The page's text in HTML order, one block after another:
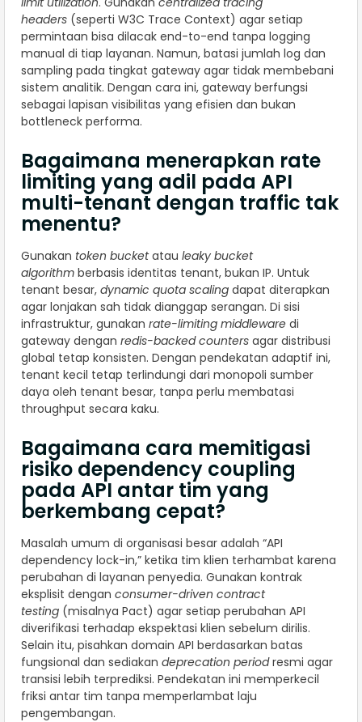
headers (seperti W3C Trace Context) agar setiap
permintaan bisa dilacak end-to-end tanpa logging
manual di tiap layanan. Namun, batasi jumlah log dan
sampling pada tingkat gateway agar tidak membebani
sistem analitik. Dengan cara ini, gateway berfungsi
sebagai lapisan visibilitas yang efisien dan bukan
bottleneck performa.
Bagaimana menerapkan rate
limiting yang adil pada API
multi-tenant dengan traffic tak
menentu?
Gunakan token bucketatau leaky bucket
algorithm berbasis identitas tenant, bukan IP. Untuk
tenant besar, dynamic quota scaling dapat diterapkan
agar lonjakan sah tidak dianggap serangan. Di sisi
infrastruktur, gunakan rate-limiting middleware di
gateway dengan redis-backed counters agar distribusi
global tetap konsisten. Dengan pendekatan adaptif ini,
tenant kecil tetap terlindungi dari monopoli sumber
daya oleh tenant besar, tanpa perlu membatasi
throughput secara kaku.
Bagaimana cara memitigasi
risiko dependency coupling
pada API antar tim yang
berkembang cepat?
Masalah umum di organisasi besar adalah “API
dependency lock-in,” ketika tim klien terhambat karena
perubahan di layanan penyedia. Gunakan kontrak
eksplisit dengan consumer-driven contract
testing (misalnya Pact) agar setiap perubahan API
diverifikasi terhadap ekspektasi klien sebelum dirilis.
Selain itu, pisahkan domain API berdasarkan batas
fungsional dan sediakan deprecation periodresmi agar
transisi lebih terprediksi. Pendekatan ini memperkecil
friksi antar tim tanpa memperlambat laju
pengembangan.